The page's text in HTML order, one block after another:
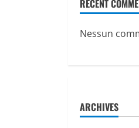
RECENT
Nessun
ARCHIVES